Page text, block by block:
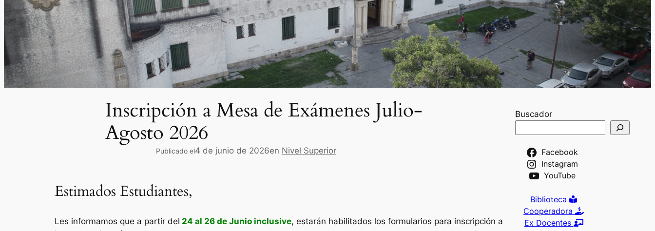
Inscripción a Mesa de Exámenes Julio-
Agosto 2026
Publicado el4 de junio de 2026en Nivel Superior
Estimados Estudiantes,
Les informamos que a partir del 24 al 26 de Junio inclusive, estarán habilitados los formularios para inscripción a
Buscador
Facebook
Instagram
YouTube
Biblioteca
Cooperadora
Ex Docentes